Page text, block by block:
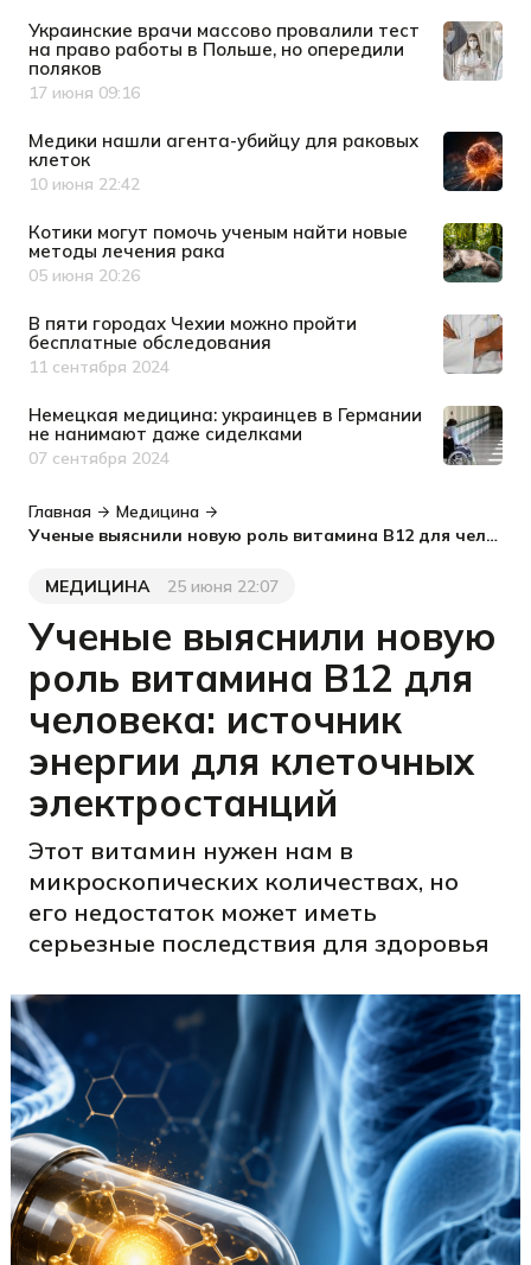
Украинские врачи массово провалили тест
на право работы в Польше, но опередили
поляков
Дата публикации
17 июня 09:16
Медики нашли агента-убийцу для раковых
клеток
Дата публикации
10 июня 22:42
Котики могут помочь ученым найти новые
методы лечения рака
Дата публикации
05 июня 20:26
В пяти городах Чехии можно пройти
бесплатные обследования
Дата публикации
11 сентября 2024
Немецкая медицина: украинцев в Германии
не нанимают даже сиделками
Дата публикации
07 сентября 2024
Главная
Медицина
Ученые выяснили новую роль витамина B12 для человека: источник энергии для клеточных электростанций
Категория
МЕДИЦИНА
Дата публикации
25 июня 22:07
Ученые выяснили новую
роль витамина B12 для
человека: источник
энергии для клеточных
электростанций
Этот витамин нужен нам в
микроскопических количествах, но
его недостаток может иметь
серьезные последствия для здоровья